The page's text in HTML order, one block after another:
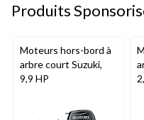
Produits
Moteurs hors-bord à
arbre court Suzuki,
9,9 HP